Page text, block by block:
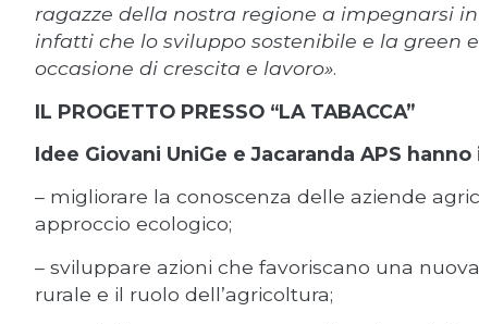
ragazze della nostra regione a impegnarsi
infatti che lo sviluppo sostenibile e la green
occasione di crescita e lavoro».
IL PROGETTO PRESSO “LA TABACCA”
Idee Giovani UniGe e Jacaranda APS
– migliorare la conoscenza delle aziende
approccio ecologico;
– sviluppare azioni che favoriscano una
rurale e il ruolo dell’agricoltura;